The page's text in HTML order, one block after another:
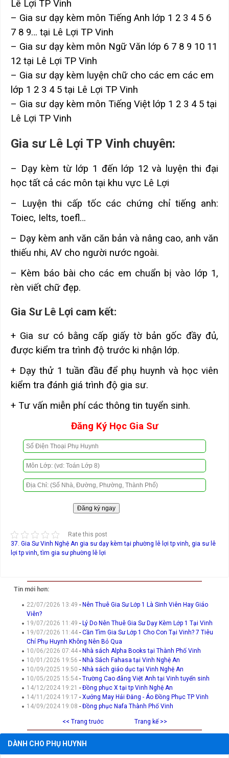
Lê Lợi TP Vinh
– Gia sư dạy kèm môn Tiếng Anh lớp 1 2 3 4 5 6
7 8 9… tại Lê Lợi TP Vinh
– Gia sư dạy kèm môn Ngữ Văn lớp 6 7 8 9 10 11
12 tại Lê Lợi TP Vinh
– Gia sư dạy kèm luyện chữ cho các em các em
lớp 1 2 3 4 5 tại Lê Lợi TP Vinh
– Gia sư dạy kèm môn Tiếng Việt lớp 1 2 3 4 5 tại
Lê Lợi TP Vinh
Gia sư Lê Lợi TP Vinh chuyên:
– Dạy kèm từ lớp 1 đến lớp 12 và luyện thi đại
học tất cả các môn tại khu vực Lê Lợi
– Luyện thi cấp tốc các chứng chỉ tiếng anh:
Toiec, Ielts, toefl…
– Dạy kèm anh văn căn bản và nâng cao, anh văn
thiếu nhi, AV cho người nước ngoài.
– Kèm báo bài cho các em chuẩn bị vào lớp 1,
rèn viết chữ đẹp.
Gia Sư Lê Lợi cam kết:
+ Gia sư có bằng cấp giấy tờ bản gốc đầy đủ,
được kiểm tra trình độ trước ki nhận lớp.
+ Dạy thử 1 tuần đầu để phụ huynh và học viên
kiểm tra đánh giá trình độ gia sư.
+ Tư vấn miễn phí các thông tin tuyển sinh.
Đăng Ký Học Gia Sư
Rate this post
37. Gia Sư Vinh Nghệ An gia sư dạy kèm tại phường lê lợi tp vinh, gia sư lê
lợi tp vinh,tìm gia sư phường lê lợi
Tin mới hơn:
22/07/2026 13:49- Nên Thuê Gia Sư Lớp 1 Là Sinh Viên Hay Giáo
Viên?
19/07/2026 11:49- Lý Do Nên Thuê Gia Sư Dạy Kèm Lớp 1 Tại Vinh
19/07/2026 11:44-Cần Tìm Gia Sư Lớp 1 Cho Con Tại Vinh? 7 Tiêu
Chí Phụ Huynh Không Nên Bỏ Qua
10/06/2026 07:44- Nhà sách Alpha Books tại Thành Phố Vinh
10/01/2026 19:56- Nhà Sách Fahasa tại Vinh Nghệ An
10/09/2025 19:50- Nhà sách giáo dục tại Vinh Nghệ An
10/05/2025 15:54-Trường Cao đẳng Việt Anh tại Vinh tuyển sinh
14/12/2024 19:21-Đồng phục X tại tp Vinh Nghệ An
14/11/2024 19:17-Xưởng May Hải Đăng - Áo Đồng Phục TP Vinh
14/09/2024 19:08-Đồng phục Nafa Thành Phố Vinh
<< Trang truớc Trang kế >>
DÀNH CHO PHỤ HUYNH